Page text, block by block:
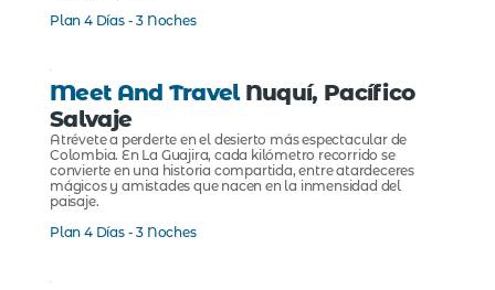
Plan 4 Días - 3 Noches
Meet And TravelNuquí, Pacífico
Salvaje
Atrévete a perderte en el desierto más espectacular de
Colombia. En La Guajira, cada kilómetro recorrido se
convierte en una historia compartida, entre atardeceres
mágicos y amistades que nacen en la inmensidad del
paisaje.
Plan 4 Días - 3 Noches